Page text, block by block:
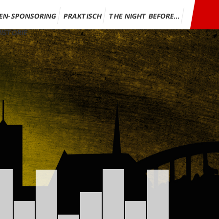
SPONSORING PRAKTISCH
THE NIGHT BEFORE…